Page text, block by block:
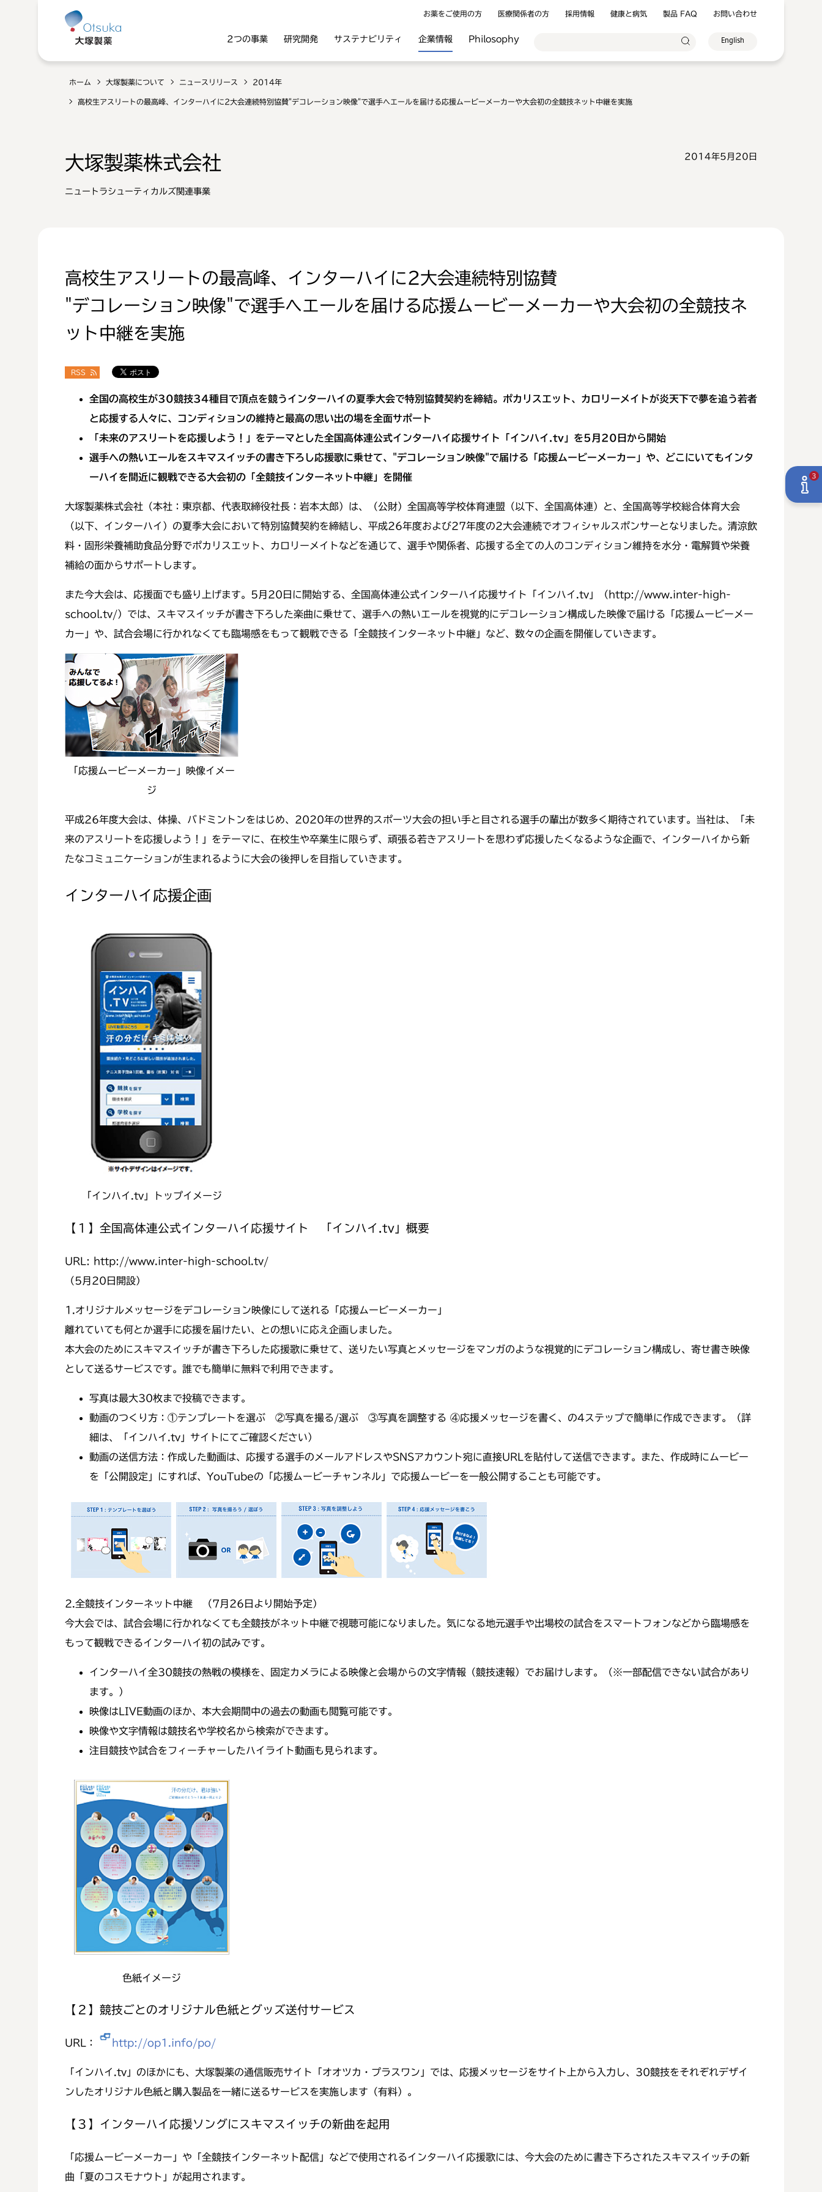
お薬をご使用の方 医療関係者の方 採用情報 健康と病気 製品 FAQ お問い合わせ
2つの事業 研究開発 サステナビリティ 企業情報 Philosophy English
ホーム 大塚製薬について ニュースリリース 2014年
高校生アスリートの最高峰、インターハイに2大会連続特別協賛"デコレーション映像"で選手へエールを届ける応援ムービーメーカーや大会初の全競技ネット中継を実施
大塚製薬株式会社
ニュートラシューティカルズ関連事業
2014年5月20日
高校生アスリートの最高峰、インターハイに2大会連続特別協賛
"デコレーション映像"で選手へエールを届ける応援ムービーメーカーや大会初の全競技ネ
ット中継を実施
RSS
全国の高校生が30競技34種目で頂点を競うインターハイの夏季大会で特別協賛契約を締結。ポカリスエット、カロリーメイトが炎天下で夢を追う若者
と応援する人々に、コンディションの維持と最高の思い出の場を全面サポート
「未来のアスリートを応援しよう！」をテーマとした全国高体連公式インターハイ応援サイト「インハイ.tv」を5月20日から開始
選手への熱いエールをスキマスイッチの書き下ろし応援歌に乗せて、"デコレーション映像"で届ける「応援ムービーメーカー」や、どこにいてもインタ
ーハイを間近に観戦できる大会初の「全競技インターネット中継」を開催
大塚製薬株式会社（本社：東京都、代表取締役社長：岩本太郎）は、（公財）全国高等学校体育連盟（以下、全国高体連）と、全国高等学校総合体育大会
（以下、インターハイ）の夏季大会において特別協賛契約を締結し、平成26年度および27年度の2大会連続でオフィシャルスポンサーとなりました。清涼飲
料・固形栄養補助食品分野でポカリスエット、カロリーメイトなどを通じて、選手や関係者、応援する全ての人のコンディション維持を水分・電解質や栄養
補給の面からサポートします。
また今大会は、応援面でも盛り上げます。5月20日に開始する、全国高体連公式インターハイ応援サイト「インハイ.tv」（http://www.inter-high-
school.tv/）では、スキマスイッチが書き下ろした楽曲に乗せて、選手への熱いエールを視覚的にデコレーション構成した映像で届ける「応援ムービーメー
カー」や、試合会場に行かれなくても臨場感をもって観戦できる「全競技インターネット中継」など、数々の企画を開催していきます。
「応援ムービーメーカー」映像イメー
ジ
平成26年度大会は、体操、バドミントンをはじめ、2020年の世界的スポーツ大会の担い手と目される選手の輩出が数多く期待されています。当社は、「未
来のアスリートを応援しよう！」をテーマに、在校生や卒業生に限らず、頑張る若きアスリートを思わず応援したくなるような企画で、インターハイから新
たなコミュニケーションが生まれるように大会の後押しを目指していきます。
インターハイ応援企画
「インハイ.tv」トップイメージ
【１】全国高体連公式インターハイ応援サイト 「インハイ.tv」概要
URL: http://www.inter-high-school.tv/
（5月20日開設）
1.オリジナルメッセージをデコレーション映像にして送れる「応援ムービーメーカー」
離れていても何とか選手に応援を届けたい、との想いに応え企画しました。
本大会のためにスキマスイッチが書き下ろした応援歌に乗せて、送りたい写真とメッセージをマンガのような視覚的にデコレーション構成し、寄せ書き映像
として送るサービスです。誰でも簡単に無料で利用できます。
写真は最大30枚まで投稿できます。
動画のつくり方：①テンプレートを選ぶ ②写真を撮る/選ぶ ③写真を調整する ④応援メッセージを書く、の4ステップで簡単に作成できます。（詳
細は、「インハイ.tv」サイトにてご確認ください）
動画の送信方法：作成した動画は、応援する選手のメールアドレスやSNSアカウント宛に直接URLを貼付して送信できます。また、作成時にムービー
を「公開設定」にすれば、YouTubeの「応援ムービーチャンネル」で応援ムービーを一般公開することも可能です。
2.全競技インターネット中継 （7月26日より開始予定）
今大会では、試合会場に行かれなくても全競技がネット中継で視聴可能になりました。気になる地元選手や出場校の試合をスマートフォンなどから臨場感を
もって観戦できるインターハイ初の試みです。
インターハイ全30競技の熱戦の模様を、固定カメラによる映像と会場からの文字情報（競技速報）でお届けします。（※一部配信できない試合があり
ます。）
映像はLIVE動画のほか、本大会期間中の過去の動画も閲覧可能です。
映像や文字情報は競技名や学校名から検索ができます。
注目競技や試合をフィーチャーしたハイライト動画も見られます。
色紙イメージ
【２】競技ごとのオリジナル色紙とグッズ送付サービス
URL： http://op1.info/po/
「インハイ.tv」のほかにも、大塚製薬の通信販売サイト「オオツカ・プラスワン」では、応援メッセージをサイト上から入力し、30競技をそれぞれデザイ
ンしたオリジナル色紙と購入製品を一緒に送るサービスを実施します（有料）。
【３】インターハイ応援ソングにスキマスイッチの新曲を起用
「応援ムービーメーカー」や「全競技インターネット配信」などで使用されるインターハイ応援歌には、今大会のために書き下ろされたスキマスイッチの新
曲「夏のコスモナウト」が起用されます。
3